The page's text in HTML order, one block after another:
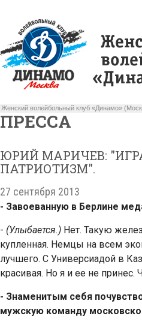
Женский волейбольный клуб «Динамо»
ПРЕССА
ЮРИЙ МАРИЧЕВ:
ПАТРИОТИЗМ".
27 сентября 2013
- Завоеванную в Берлине
- (Улыбается.) Нет. Такую
купленная. Немцы на всем
лучшего. С Универсиадой в
красивая. Но я и ее не принес.
- Знаменитым себя
мужскую команду